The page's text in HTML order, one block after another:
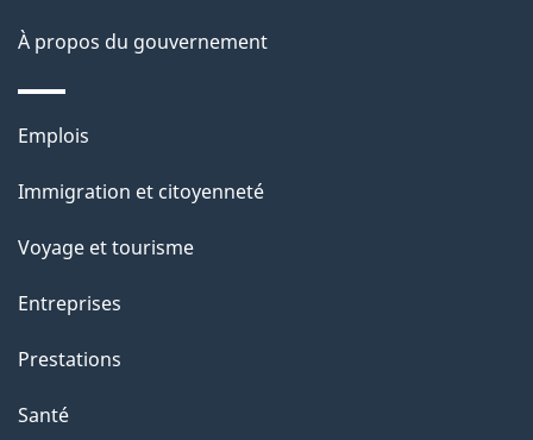
n
s
u
r
c
t
t
a
À propos du gouvernement
Thèmes
sujets
Emplois
Immigration et citoyenneté
Voyage et tourisme
Entreprises
Prestations
Santé